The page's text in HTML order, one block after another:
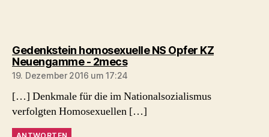
Gedenkstein homosexuelle NS Opfer KZ
Neuengamme - 2mecssagt:
19. Dezember 2016 um 17:24
[…] Denkmale für die im Nationalsozialismus
verfolgten Homosexuellen […]